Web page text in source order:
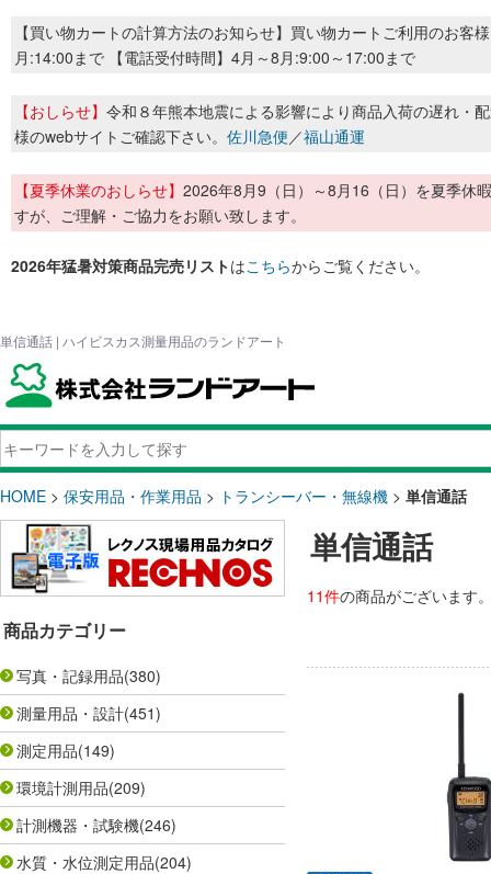
【買い物カートの計算方法のお知らせ】買い物カートご利用のお客
月:14:00まで 【電話受付時間】4月～8月:9:00～17:00まで
【おしらせ】 令和８年熊本地震による影響により商品入荷の遅れ・
様のwebサイトご確認下さい。 佐川急便／福山通運
【夏季休業のおしらせ】 2026年8月9（日）～8月16（日）を夏季休
すが、ご理解・ご協力をお願い致します。
2026年猛暑対策商品完売リストはこちらからご覧ください。
単信通話 | ハイビスカス測量用品のランドアート
HOME > 保安用品・作業用品 > トランシーバー・無線機 > 単信通話
商品カテゴリー
写真・記録用品(380)
測量用品・設計(451)
測定用品(149)
環境計測用品(209)
計測機器・試験機(246)
水質・水位測定用品(204)
単信通話
11件の商品がございます